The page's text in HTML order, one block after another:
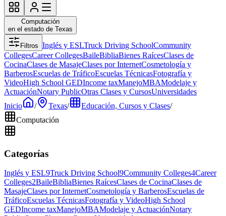
Computación
en el estado de Texas
Filtros Inglés y ESLTruck Driving SchoolCommunity
CollegesCareer CollegesBaileBibliaBienes RaícesClases de
CocinaClases de MasajeClases por InternetCosmetología y
BarberosEscuelas de TráficoEscuelas TécnicasFotografía y
VideoHigh School GEDIncome taxManejoMBAModelaje y
ActuaciónNotary PublicOtras Clases y CursosUniversidades
Inicio
/ Texas/ Educación, Cursos y Clases/
Computación
Categorías
Inglés y ESL9Truck Driving School9Community Colleges4Career
Colleges2BaileBibliaBienes RaícesClases de CocinaClases de
MasajeClases por InternetCosmetología y BarberosEscuelas de
TráficoEscuelas TécnicasFotografía y VideoHigh School
GEDIncome taxManejoMBAModelaje y ActuaciónNotary